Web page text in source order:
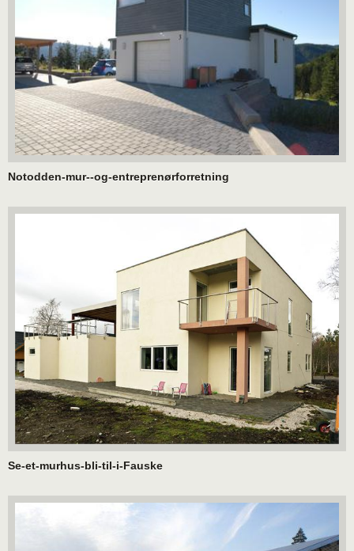
Notodden-mur--og-entreprenørforretning
Se-et-murhus-bli-til-i-Fauske